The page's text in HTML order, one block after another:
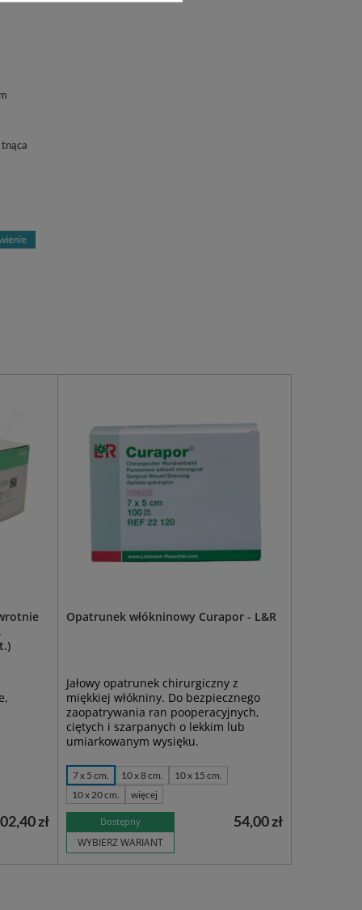
zł
Opatrunek włókninowy Curapor - L&R
Jałowy opatrunek chirurgiczny z
miękkiej włókniny. Do bezpiecznego
zaopatrywania ran pooperacyjnych,
ciętych i szarpanych o lekkim lub
umiarkowanym wysięku.
7 x 5 cm. 10 x 8 cm.
10 x 15 cm.
10 x 20 cm.
więcej
Dostępny
WYBIERZ WARIANT
54,00 zł